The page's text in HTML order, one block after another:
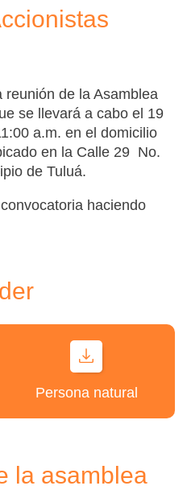
de la Asamblea
se llevará a cabo el 19
a.m. en el domicilio
en la Calle 29 No.
de Tuluá.
haciendo
Persona natural
la asamblea